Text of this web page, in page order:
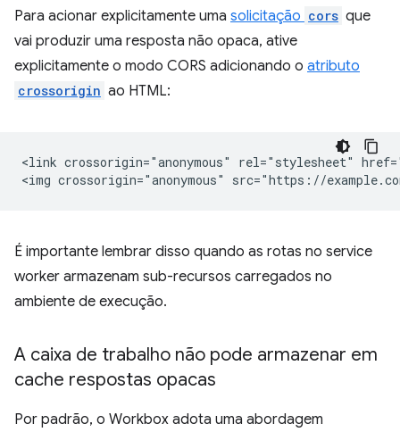
Para acionar explicitamente uma solicitação cors que
vai produzir uma resposta não opaca, ative
explicitamente o modo CORS adicionando o atributo
crossorigin ao HTML:
<link crossorigin="anonymous" rel="stylesheet"
É importante lembrar disso quando as rotas no service
worker armazenam sub-recursos carregados no
ambiente de execução.
A caixa de trabalho não pode armazenar em
cache respostas opacas
Por padrão, o Workbox adota uma abordagem